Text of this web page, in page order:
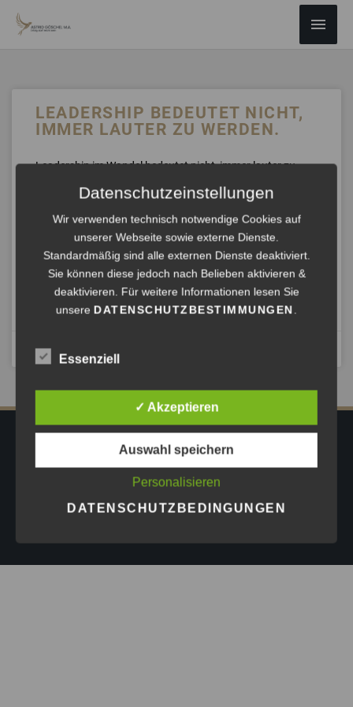
INHALT
LEADERSHIP BEDEUTET NICHT,
IMMER LAUTER ZU WERDEN.
Leadership im Wandel bedeutet nicht, immer lauter zu
Orientierung zu geben.
In meinem neuen Artikel erkläre ich, warum Mut zur Stille
genauso wichtig ist wie Mut zur Sichtbarkeit – und wie
Mentale Boxenstopps helfen, Klarheit und Tiefe zu
ANHÖREN »
November 3, 2025
IMPRESSUM DATENSCHUTZ
PRESSE
Copyright © 2026Astrid Göschel M.A. - Erfolg darf leicht
Datenschutzeinstellungen
Wir verwenden technisch notwendige Cookies auf
unserer Webseite sowie externe Dienste.
Standardmäßig sind alle externen Dienste deaktiviert.
Sie können diese jedoch nach Belieben aktivieren &
deaktivieren. Für weitere Informationen lesen Sie
unsereDATENSCHUTZBESTIMMUNGEN.
Essenziell
✓ Akzeptieren
Auswahl speichern
Personalisieren
DATENSCHUTZBEDINGUNGEN